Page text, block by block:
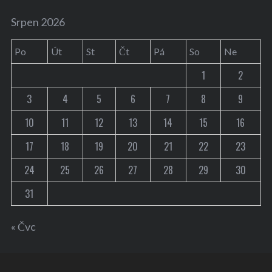
Srpen 2026
Po Út St Čt Pá So Ne
1
2
3
4 5 6 7 8
9
10
11 12 13 14 15
16
17
18 19 20 21 22
23
24
25 26 27 28 29
30
31
« Čvc